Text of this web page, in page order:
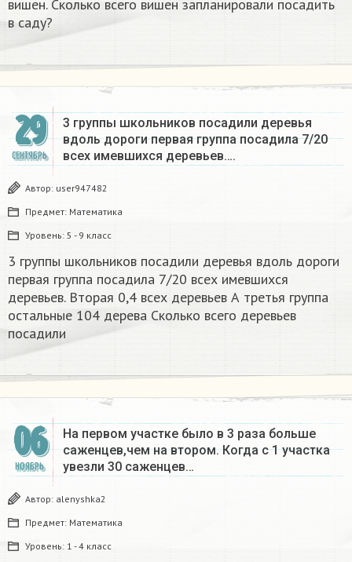
вишен. Сколько всего вишен запланировали посадить
в саду?
29
СЕНТЯБРЬ
3 группы школьников посадили деревья
вдоль дороги первая группа посадила 7/20
всех имевшихся деревьев….
Автор: user947482
Предмет: Математика
Уровень: 5 - 9 класс
3 группы школьников посадили деревья вдоль дороги
первая группа посадила 7/20 всех имевшихся
деревьев. Вторая 0,4 всех деревьев А третья группа
остальные 104 дерева Сколько всего деревьев
посадили
06
НОЯБРЬ
На первом участке было в 3 раза больше
саженцев,чем на втором. Когда с 1 участка
увезли 30 саженцев…
Автор: alenyshka2
Предмет: Математика
Уровень: 1 - 4 класс